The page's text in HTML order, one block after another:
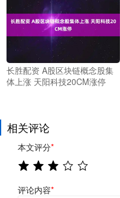
长胜配资 A股区块链概念股集
体上涨 天阳科技20CM涨停
相关评论
本文评分*
评论内容*